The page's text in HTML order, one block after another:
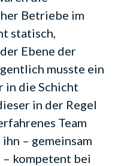
Betriebe im
statisch,
Ebene der
musste ein
in die Schicht
in der Regel
Team
– gemeinsam
kompetent bei